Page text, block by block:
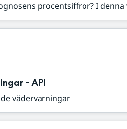
procentsiffror? I denna
- API
vädervarningar